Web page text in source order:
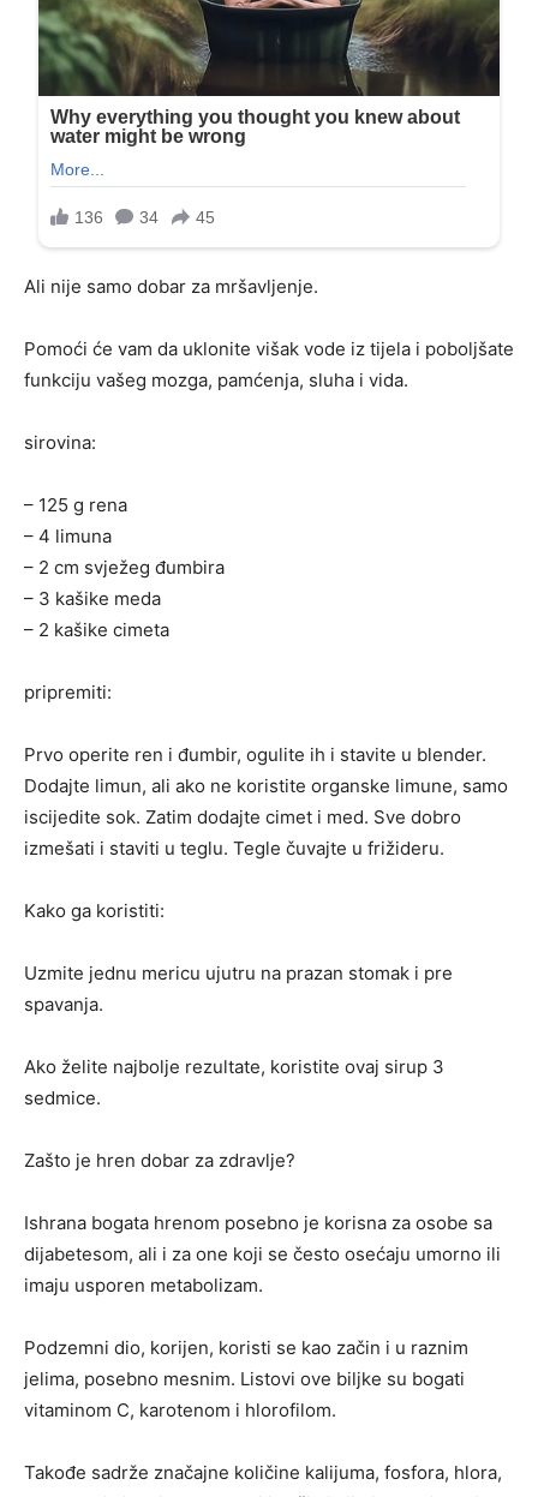
Ali nije samo dobar za mršavljenje.
Pomoći će vam da uklonite višak vode iz tijela i poboljšate
funkciju vašeg mozga, pamćenja, sluha i vida.
sirovina:
– 125 g rena
– 4 limuna
– 2 cm svježeg đumbira
– 3 kašike meda
– 2 kašike cimeta
pripremiti:
Prvo operite ren i đumbir, ogulite ih i stavite u blender.
Dodajte limun, ali ako ne koristite organske limune, samo
iscijedite sok. Zatim dodajte cimet i med. Sve dobro
izmešati i staviti u teglu. Tegle čuvajte u frižideru.
Kako ga koristiti:
Uzmite jednu mericu ujutru na prazan stomak i pre
spavanja.
Ako želite najbolje rezultate, koristite ovaj sirup 3
sedmice.
Zašto je hren dobar za zdravlje?
Ishrana bogata hrenom posebno je korisna za osobe sa
dijabetesom, ali i za one koji se često osećaju umorno ili
imaju usporen metabolizam.
Podzemni dio, korijen, koristi se kao začin i u raznim
jelima, posebno mesnim. Listovi ove biljke su bogati
vitaminom C, karotenom i hlorofilom.
Takođe sadrže značajne količine kalijuma, fosfora, hlora,